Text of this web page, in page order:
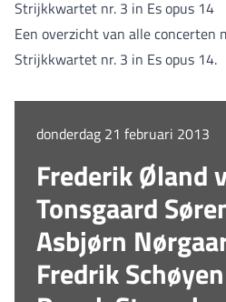
Strijkkwartet nr. 3 in Es opus 14
Een overzicht van alle concerten
Strijkkwartet nr. 3 in Es opus 14.
donderdag 21 februari 2013
Frederik Øland
Tonsgaard
Asbjørn
Fredrik